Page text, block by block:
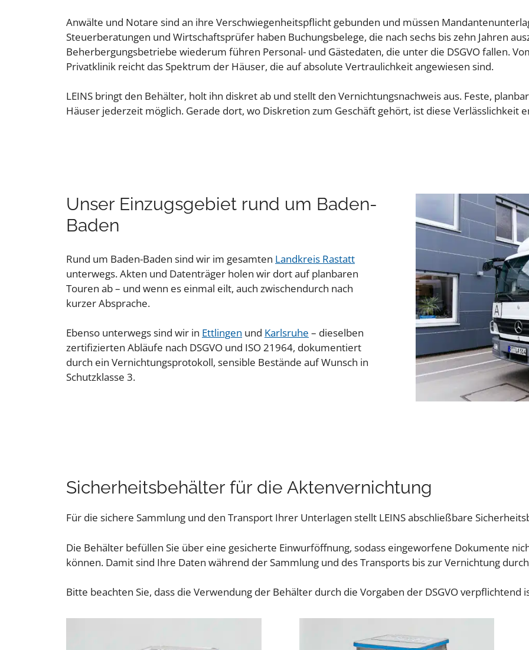
Anwälte und Notare sind an ihre Verschwiegenheitspflicht gebunden und müssen
Steuerberatungen und Wirtschaftsprüfer haben Buchungsbelege, die nach sechs bis zehn Jahren
Beherbergungsbetriebe wiederum führen Personal- und Gästedaten, die unter die DSGVO fallen.
Privatklinik reicht das Spektrum der Häuser, die auf absolute Vertraulichkeit angewiesen sind.
LEINS bringt den Behälter, holt ihn diskret ab und stellt den Vernichtungsnachweis aus. Feste,
Häuser jederzeit möglich. Gerade dort, wo Diskretion zum Geschäft gehört, ist diese Verlässlichkeit
Unser Einzugsgebiet rund um Baden-
Baden
Rund um Baden-Baden sind wir im gesamten Landkreis Rastatt
unterwegs. Akten und Datenträger holen wir dort auf planbaren
Touren ab – und wenn es einmal eilt, auch zwischendurch nach
kurzer Absprache.
Ebenso unterwegs sind wir in Ettlingen und Karlsruhe – dieselben
zertifizierten Abläufe nach DSGVO und ISO 21964, dokumentiert
durch ein Vernichtungsprotokoll, sensible Bestände auf Wunsch in
Schutzklasse 3.
Sicherheitsbehälter für die Aktenvernichtung
Für die sichere Sammlung und den Transport Ihrer Unterlagen stellt LEINS abschließbare
Die Behälter befüllen Sie über eine gesicherte Einwurföffnung, sodass eingeworfene Dokumente
können. Damit sind Ihre Daten während der Sammlung und des Transports bis zur Vernichtung
Bitte beachten Sie, dass die Verwendung der Behälter durch die Vorgaben der DSGVO verpflichtend